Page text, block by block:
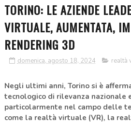
TORINO: LE AZIENDE
VIRTUALE, AUMENTATA,
RENDERING 3D
domenica, agosto 18, 2024 realtà
Negli ultimi anni, Torino si è
tecnologico di rilevanza nazionale
particolarmente nel campo delle
come la realtà virtuale (VR), la